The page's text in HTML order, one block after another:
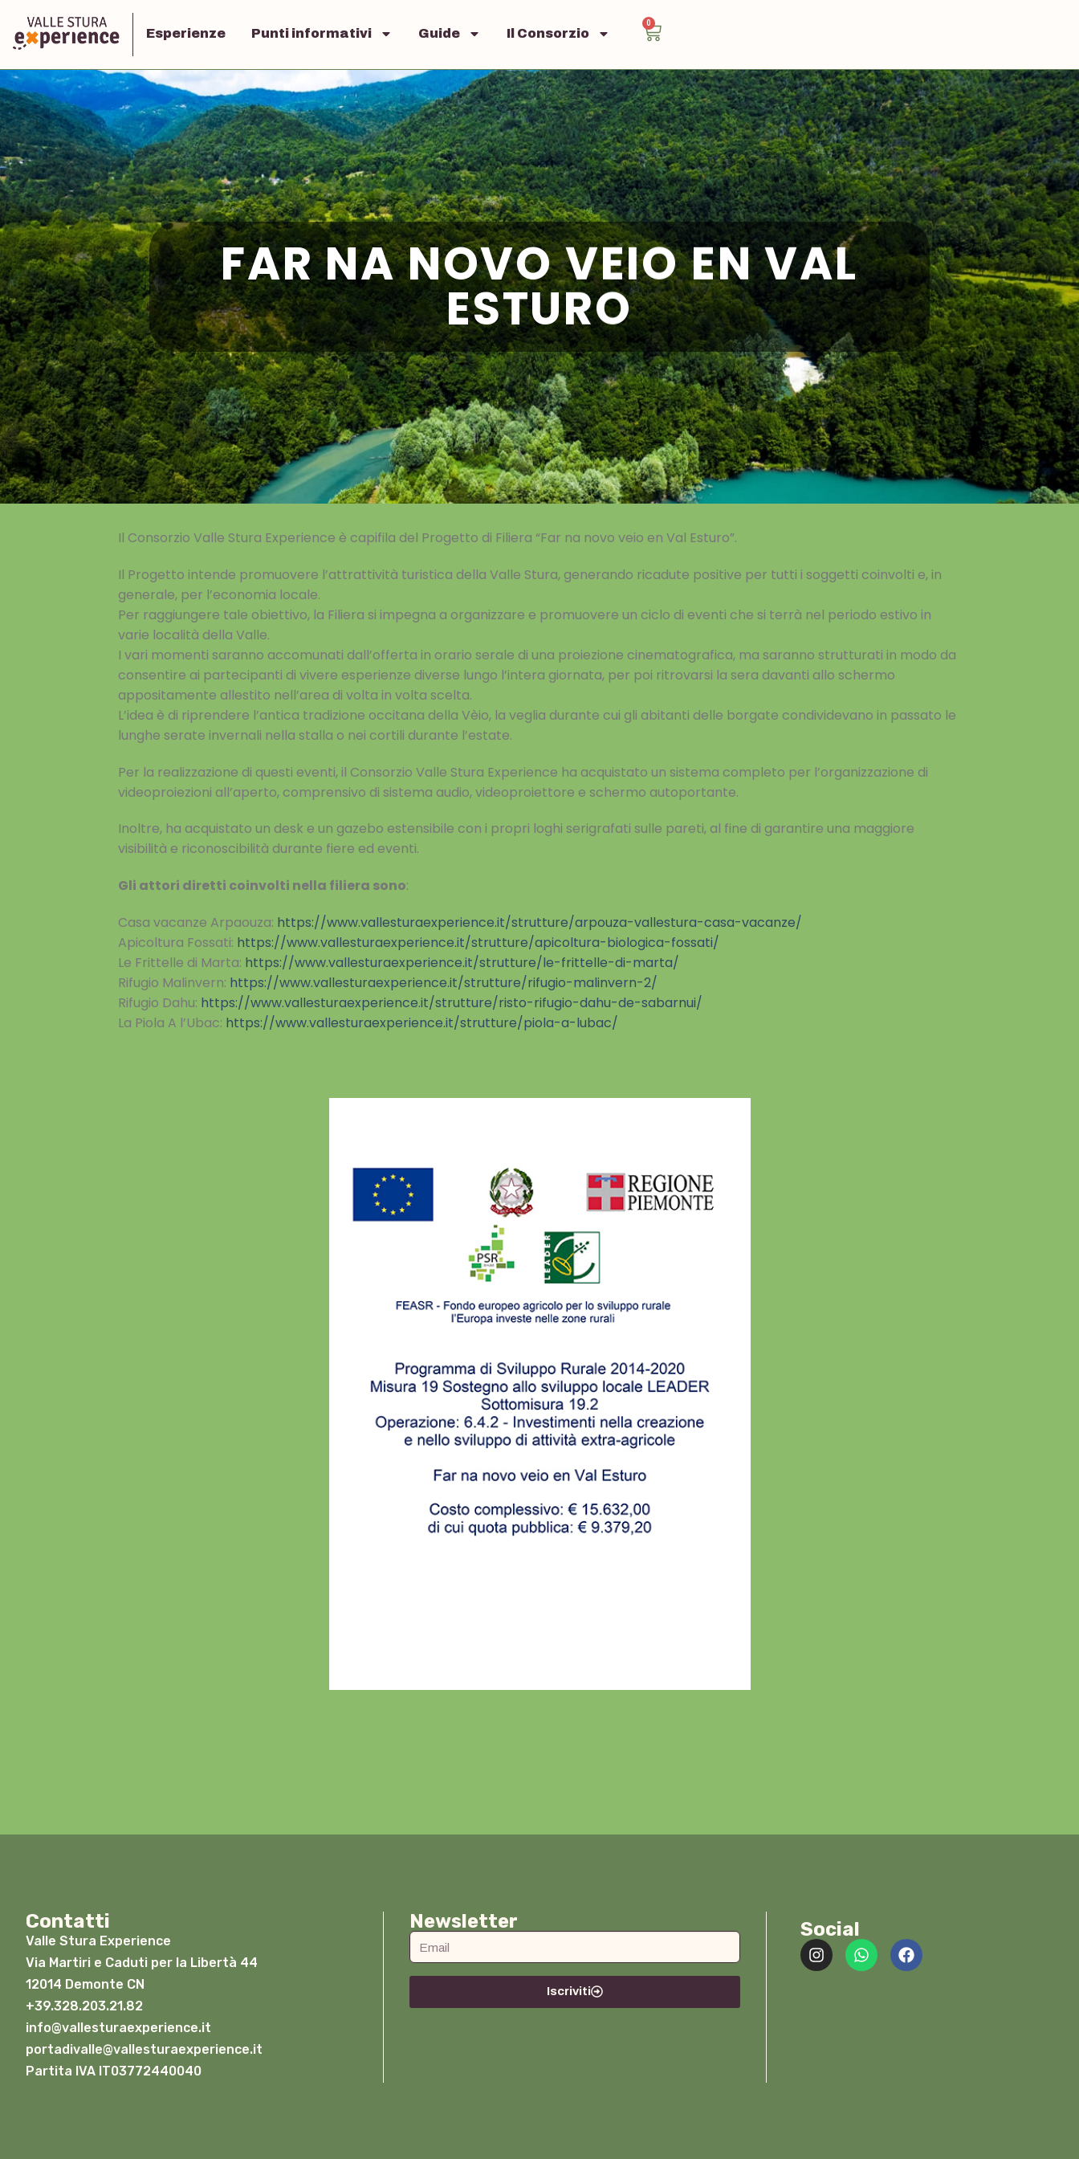
0
Esperienze Punti informativi Guide Il Consorzio
FAR NA NOVO VEIO EN VAL
ESTURO
Il Consorzio Valle Stura Experience è capifila del Progetto di Filiera “Far na novo veio en Val Esturo”.
Il Progetto intende promuovere l’attrattività turistica della Valle Stura, generando ricadute positive per tutti i soggetti coinvolti e, in
generale, per l’economia locale.
Per raggiungere tale obiettivo, la Filiera si impegna a organizzare e promuovere un ciclo di eventi che si terrà nel periodo estivo in
varie località della Valle.
I vari momenti saranno accomunati dall’offerta in orario serale di una proiezione cinematografica, ma saranno strutturati in modo da
consentire ai partecipanti di vivere esperienze diverse lungo l’intera giornata, per poi ritrovarsi la sera davanti allo schermo
appositamente allestito nell’area di volta in volta scelta.
L’idea è di riprendere l’antica tradizione occitana della Vèio, la veglia durante cui gli abitanti delle borgate condividevano in passato le
lunghe serate invernali nella stalla o nei cortili durante l’estate.
Per la realizzazione di questi eventi, il Consorzio Valle Stura Experience ha acquistato un sistema completo per l’organizzazione di
videoproiezioni all’aperto, comprensivo di sistema audio, videoproiettore e schermo autoportante.
Inoltre, ha acquistato un desk e un gazebo estensibile con i propri loghi serigrafati sulle pareti, al fine di garantire una maggiore
visibilità e riconoscibilità durante fiere ed eventi.
Gli attori diretti coinvolti nella filiera sono:
Casa vacanze Arpaouza: https://www.vallesturaexperience.it/strutture/arpouza-vallestura-casa-vacanze/
Apicoltura Fossati: https://www.vallesturaexperience.it/strutture/apicoltura-biologica-fossati/
Le Frittelle di Marta: https://www.vallesturaexperience.it/strutture/le-frittelle-di-marta/
Rifugio Malinvern: https://www.vallesturaexperience.it/strutture/rifugio-malinvern-2/
Rifugio Dahu: https://www.vallesturaexperience.it/strutture/risto-rifugio-dahu-de-sabarnui/
La Piola A l’Ubac: https://www.vallesturaexperience.it/strutture/piola-a-lubac/
Contatti
Valle Stura Experience
Via Martiri e Caduti per la Libertà 44
12014 Demonte CN
+39.328.203.21.82
info@vallesturaexperience.it
portadivalle@vallesturaexperience.it
Partita IVA IT03772440040
Newsletter
Iscriviti
Social